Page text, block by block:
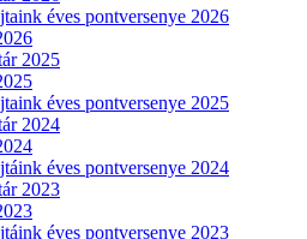
éves pontversenye 2026
2025
éves pontversenye 2025
2024
éves pontversenye 2024
2023
éves pontversenye 2023